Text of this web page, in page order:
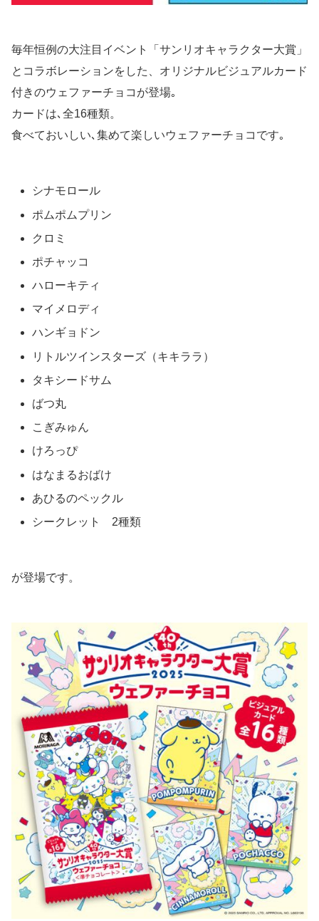
毎年恒例の大注目イベント「サンリオキャラクター大賞」
とコラボレーションをした、オリジナルビジュアルカード
付きのウェファーチョコが登場｡
カードは､全16種類。
食べておいしい､集めて楽しいウェファーチョコです｡
シナモロール
ポムポムプリン
クロミ
ポチャッコ
ハローキティ
マイメロディ
ハンギョドン
リトルツインスターズ（キキララ）
タキシードサム
ばつ丸
こぎみゅん
けろっぴ
はなまるおばけ
あひるのペックル
シークレット 2種類
が登場です。